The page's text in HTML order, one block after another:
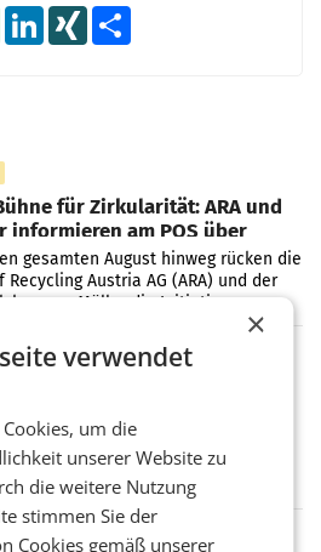
WhatsAppLinkedInXING
für Zirkularität: ARA und
informieren am POS über
gesamten August hinweg rücken die
Recycling Austria AG (ARA) und der
Müller die Initiative
Helden“ in allen österreichischen
modernisiert zwei Filialen in
NEUDORF. – Im Rahmen einer
Modernisierungsoffensive
Penny zwei Filialen in Nieder- und
Die beiden Standorte liegen
sowie im rund
×
verwendet
um die
unserer Website zu
die weitere Nutzung
stimmen Sie der
Cookies gemäß unserer